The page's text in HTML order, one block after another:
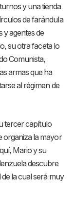
y una tienda
de farándula
y agentes de
su otra faceta lo
Comunista,
armas que ha
al régimen de
tercer capítulo
organiza la mayor
Mario y su
descubre
la cual será muy